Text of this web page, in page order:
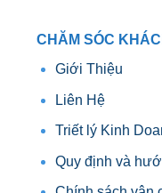
CHĂM SÓC
Giới Thiệu
Liên Hệ
Triết lý Kinh
Quy định và